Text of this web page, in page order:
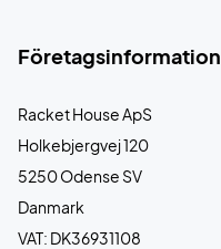
Företagsinformation
Racket House ApS
Holkebjergvej 120
5250 Odense SV
Danmark
VAT: DK36931108